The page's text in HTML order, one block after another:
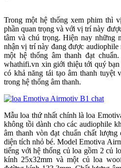
Trong một hệ thống xem phim thì
phần quan trọng và với vị trí này
tâm và chú trọng. Hiện nay những
nhận vị trí này đang được audiophile
một hệ thống âm thanh đạt
whathifi.vn xin giới thiệu tới quý
có khả năng tái tạo âm thanh
trong hệ thống âm thanh.
Mẫu loa thứ nhất chính là loa
không tồi dành cho các audiophile
âm thanh vòn đạt chuẩn chất
diện tích nhỏ bé. Model Emotiva
tiếng với hệ thống củ loa gồm 2 củ
kính 25x32mm và một củ loa